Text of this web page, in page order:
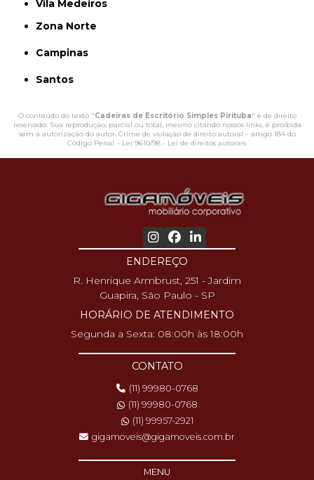
Vila Medeiros
Zona Norte
Campinas
Santos
O conteúdo do texto "Cadeiras de Escritório Simples Pirituba" é de direito
reservado. Sua reprodução, parcial ou total, mesmo citando nossos links, é proibida
sem a autorização do autor. Crime de violação de direito autoral – artigo 184 do
Código Penal – Lei 9610/98 - Lei de direitos autorais.
ENDEREÇO
R. Henrique Armbrust, 251 - Jardim
Guapira, São Paulo - SP
HORÁRIO DE ATENDIMENTO
Segunda a Sexta: 08:00h às 18:00h
CONTATO
(11) 99980-0768
(11) 99980-0768
(11) 99957-2921
gigamoveis@gigamoveis.com.br
MENU